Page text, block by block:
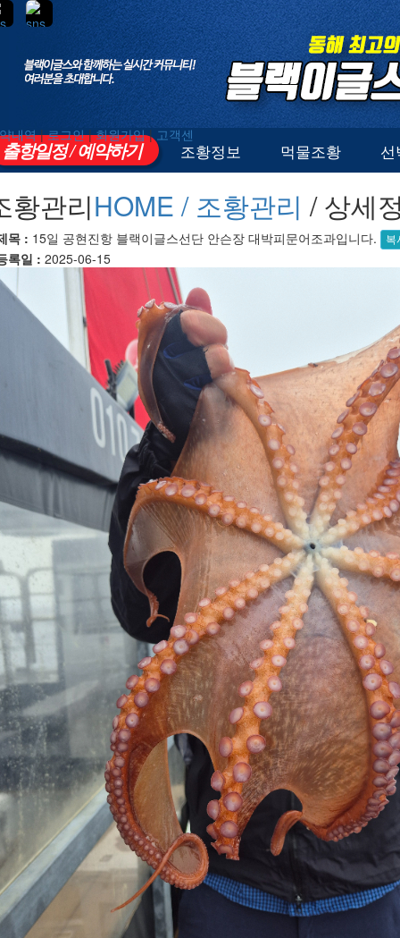
내역|로그인|회원가입|고객센
출항일정 / 예약하기 조황정보 먹물조황
황관리HOME / 조황관리 / 상세
목 : 15일 공현진항 블랙이글스선단 안슨장 대박피문어조과입니다. 복
록일 : 2025-06-15